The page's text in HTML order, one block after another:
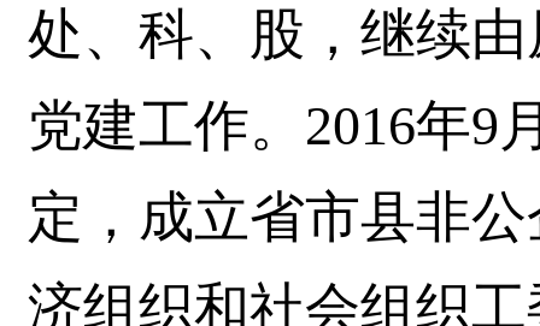
处、科、股，继续
党建工作。2016年9
定，成立省市县非
济组织和社会组织